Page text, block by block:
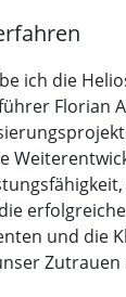
ich die
Florian
und die